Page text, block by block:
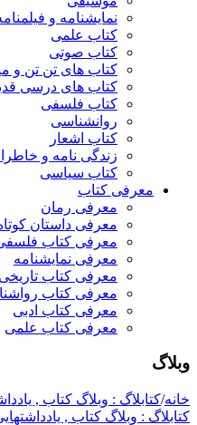
نمایشنامه و
کتاب علمی
کتاب صوتی
کتاب های تن تن و
کتاب های درسی
کتاب فلسفی
روانشناسی
کتاب اشعار
زندگی نامه و
کتاب سیاسی
معرفی کتاب
معرفی رمان
معرفی داستان
معرفی کتاب
معرفی نمایشنامه
معرفی کتاب تاریخی
معرفی کتاب
معرفی کتاب ادبی
معرفی کتاب علمی
وبلاگ
خانه/کتابلاگ : وبلاگ کتاب ,
کتابلاگ : وبلاگ کتاب ,